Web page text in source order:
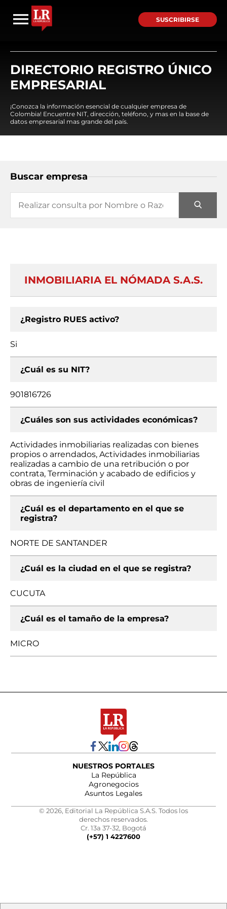
SUSCRIBIRSE
DIRECTORIO REGISTRO ÚNICO
EMPRESARIAL
¡Conozca la información esencial de cualquier empresa de
Colombia! Encuentre NIT, dirección, teléfono, y mas en la base de
datos empresarial mas grande del país.
Buscar empresa
INMOBILIARIA EL NÓMADA S.A.S.
¿Registro RUES activo?
Si
¿Cuál es su NIT?
901816726
¿Cuáles son sus actividades económicas?
Actividades inmobiliarias realizadas con bienes
propios o arrendados, Actividades inmobiliarias
realizadas a cambio de una retribución o por
contrata, Terminación y acabado de edificios y
obras de ingeniería civil
¿Cuál es el departamento en el que se
registra?
NORTE DE SANTANDER
¿Cuál es la ciudad en el que se registra?
CUCUTA
¿Cuál es el tamaño de la empresa?
MICRO
NUESTROS PORTALES
La República
Agronegocios
Asuntos Legales
© 2026, Editorial La República S.A.S. Todos los
derechos reservados.
Cr. 13a 37-32, Bogotá
(+57) 1 4227600